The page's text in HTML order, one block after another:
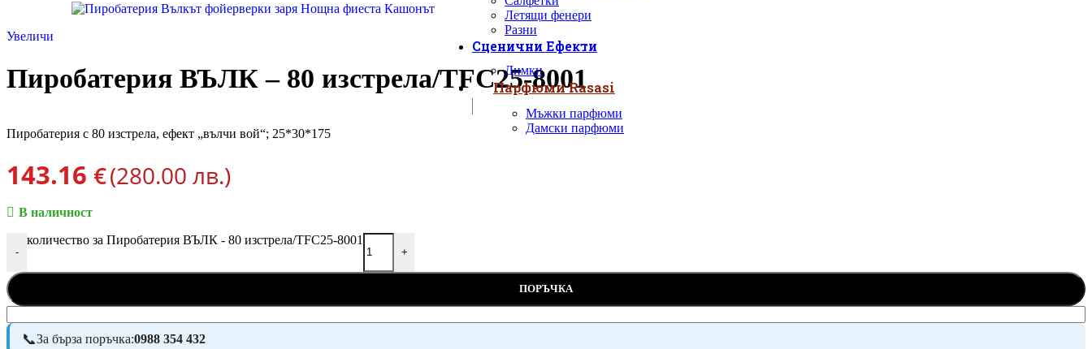
Летящи фенери
Разни
Сценични Ефекти
Димки
Парфюми Rasasi
Мъжки парфюми
Дамски парфюми
Увеличи
Пиробатерия ВЪЛК – 80 изстрела/TFC25-8001
Пиробатерия с 80 изстрела, ефект „вълчи вой“; 25*30*175
143.16 €(280.00 лв.)
В наличност
-
количество за Пиробатерия ВЪЛК - 80 изстрела/TFC25-8001
+
ПОРЪЧКА
За бърза поръчка:0988 354 432